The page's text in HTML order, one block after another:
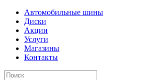
Автомобильные шины
Диски
Акции
Услуги
Магазины
Контакты